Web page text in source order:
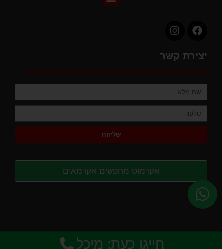
חייגו כעת: מיכל
יצירת קשר
שליחה
אקדמוס מחפשים אקדמאים
נבנה על ידיבולדר שיווק דיגיטלי לעסקים© 2026